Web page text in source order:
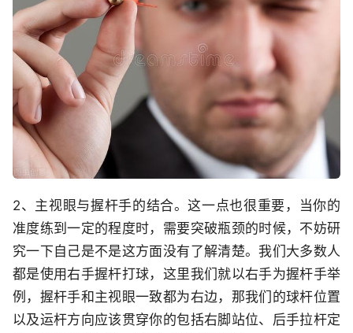
2、主视眼与握杆手的结合。这一点也很重要，当你的
准度练到一定的程度时，需要突破瓶颈的时候，不妨研
究一下自己是不是这方面没有了解清楚。我们大多数人
都是使用右手握杆打球，这里我们就以右手为握杆手举
例，握杆手和主视眼一致都为右边，那我们的球杆位置
以及运杆方向应该贯穿你的包括右脚站位、后手拉杆定